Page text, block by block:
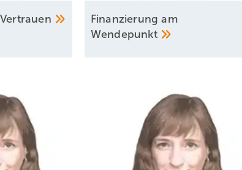
Vertrauen
Finanzierung am
Wendepunkt